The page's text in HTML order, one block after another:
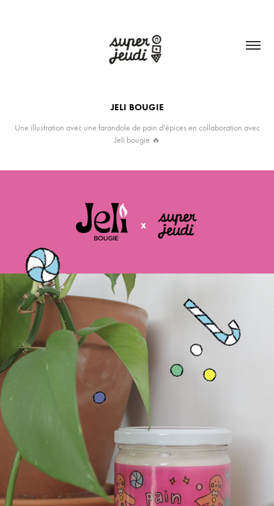
JELI BOUGIE
Une illustration avec une farandole de pain d'épices en collaboration avec
Jeli bougie 🔥